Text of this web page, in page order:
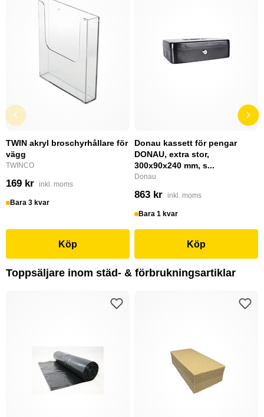
TWIN akryl broschyrhållare för
vägg
TWINCO
169 kr inkl. moms
Bara 3 kvar
Köp
Donau kassett för pengar
DONAU, extra stor,
300x90x240 mm, s...
Donau
863 kr inkl. moms
Bara 1 kvar
Köp
Toppsäljare inom städ- & förbrukningsartiklar